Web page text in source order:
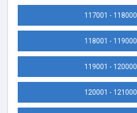
117001 - 118000
118001 - 119000
119001 - 120000
120001 - 121000